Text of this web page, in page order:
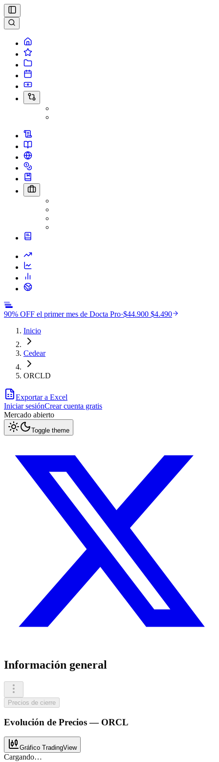
90% OFF el primer mes de Docta Pro·$44.900 $4.490
Inicio
Cedear
ORCLD
Exportar a Excel
Iniciar sesiónCrear cuenta gratis
Mercado abierto
Toggle theme
Información general
Precios de cierre
Evolución de Precios— ORCL
Gráfico TradingView
Cargando…